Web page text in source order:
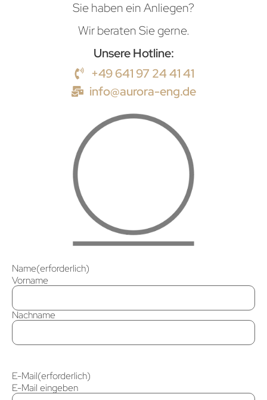
Sie haben ein Anliegen?
Wir beraten Sie gerne.
Unsere Hotline:
+49 641 97 24 41 41
info@aurora-eng.de
Name(erforderlich)
Vorname
Nachname
E-Mail(erforderlich)
E-Mail eingeben